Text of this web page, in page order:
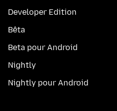
Developer Edition
Bêta
Beta pour Android
Nightly
Nightly pour Android